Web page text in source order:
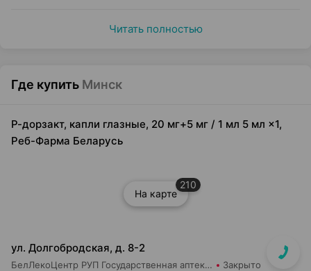
Читать полностью
Где купить Минск
Р-дорзакт, капли глазные, 20 мг+5 мг / 1 мл 5 мл ×1,
Реб-Фарма Беларусь
На карте
210
ул. Долгобродская, д. 8-2
БелЛекоЦентр РУП Государственная аптека №39 Закрыто